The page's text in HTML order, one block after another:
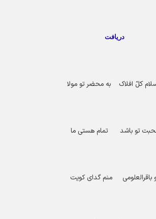
دریافت
کلّ افلاک به محضر تو مولا
تو باشد تمام هستی ما
باقرالعلومی منم گدای کویت